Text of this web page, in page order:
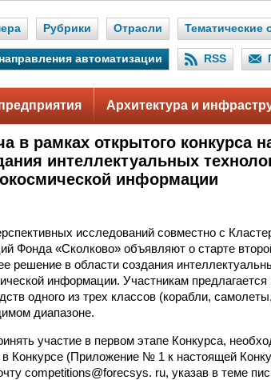
Рубрики Отрасли Тематические
автоматизации RSS
Архитектура и
в рамках открытого конкурса
интеллектуальных
информации
исследований совместно c
Фонда «Сколково» объявляют о старте
решение в области создания
информации. Участникам
одного из трех классов (корабли,
диапазоне.
участие в первом этапе Конкурса,
в Конкурсе (Приложение № 1 к настоящей
competitions@forecsys. ru, указав в теме